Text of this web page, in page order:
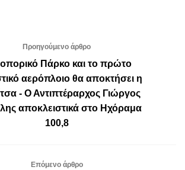
Προηγούμενο άρθρο
Πάρκο και το πρώτο
αερόπλοιο θα αποκτήσει η
- Ο Αντιπτέραρχος Γιώργος
αποκλειστικά στο Ηχόραμα
100,8
Επόμενο άρθρο